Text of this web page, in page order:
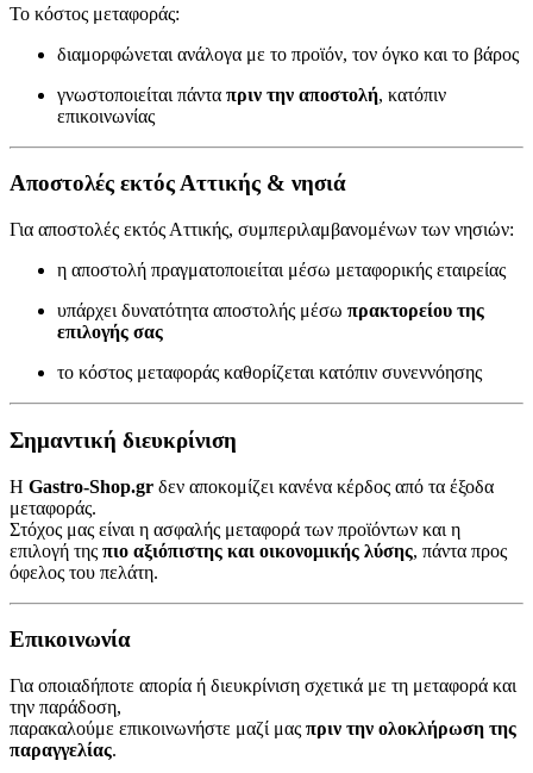
Το κόστος μεταφοράς:
διαμορφώνεται ανάλογα με το προϊόν, τον όγκο και το βάρος
γνωστοποιείται πάντα πριν την αποστολή, κατόπιν
επικοινωνίας
Αποστολές εκτός Αττικής & νησιά
Για αποστολές εκτός Αττικής, συμπεριλαμβανομένων των νησιών:
η αποστολή πραγματοποιείται μέσω μεταφορικής εταιρείας
υπάρχει δυνατότητα αποστολής μέσω πρακτορείου της
επιλογής σας
το κόστος μεταφοράς καθορίζεται κατόπιν συνεννόησης
Σημαντική διευκρίνιση
Η Gastro-Shop.gr δεν αποκομίζει κανένα κέρδος από τα έξοδα
μεταφοράς.
Στόχος μας είναι η ασφαλής μεταφορά των προϊόντων και η
επιλογή της πιο αξιόπιστης και οικονομικής λύσης, πάντα προς
όφελος του πελάτη.
Επικοινωνία
Για οποιαδήποτε απορία ή διευκρίνιση σχετικά με τη μεταφορά και
την παράδοση,
παρακαλούμε επικοινωνήστε μαζί μας πριν την ολοκλήρωση της
παραγγελίας.